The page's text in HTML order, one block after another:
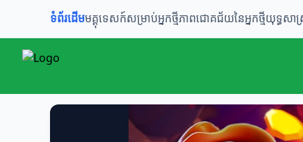
ទំព័រដើមមគ្គុទេសក៍សម្រាប់អ្នកថ្មីភាពជោគជ័យនៃអ្នកថ្មីយុទ្ធសាស្